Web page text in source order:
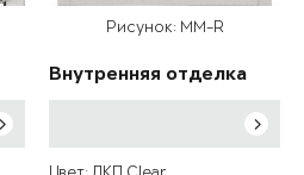
Рисунок: MM-R
Внутренняя отделка